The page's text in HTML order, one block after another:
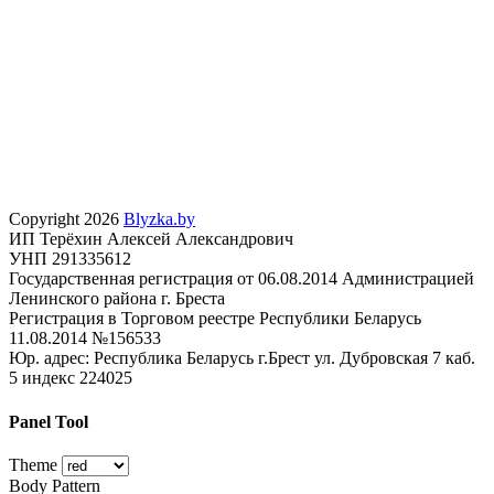
Copyright 2026 Blyzka.by
ИП Терёхин Алексей Александрович
УНП 291335612
Государственная регистрация от 06.08.2014 Администрацией
Ленинского района г. Бреста
Регистрация в Торговом реестре Республики Беларусь
11.08.2014 №156533
Юр. адрес: Республика Беларусь г.Брест ул. Дубровская 7 каб.
5 индекс 224025
Panel Tool
Theme
Body Pattern